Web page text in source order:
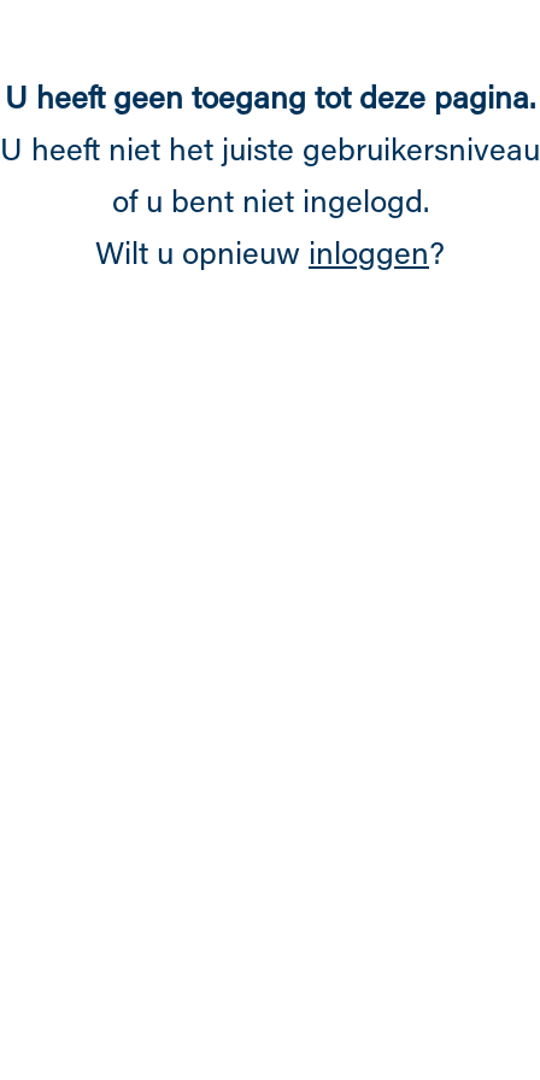
U heeft geen toegang tot deze pagina.
U heeft niet het juiste gebruikersniveau
of u bent niet ingelogd.
Wilt u opnieuw inloggen?